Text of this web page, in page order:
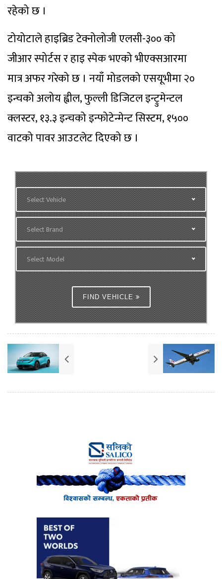
रहेको छ ।
टोयोटाले हाइब्रिड टेक्नोलोजी एलसी-३०० को
जीआर स्पोर्टस र हाइ स्पेक भएको भीएक्सआरमा
मात्र अफर गरेको छ । नयाँ मोडलको एसयूभीमा २०
इन्चको अलोय ह्वील, फुल्ली डिजिटल इन्ट्रुमेन्टल
क्लस्टर, १३.३ इन्चको इन्फोटेन्मेन्ट सिस्टम, १५००
वाटको पावर आउटलेट दिएको छ ।
Select Vehicle
Select Brand
Select Model
FIND VEHICLE